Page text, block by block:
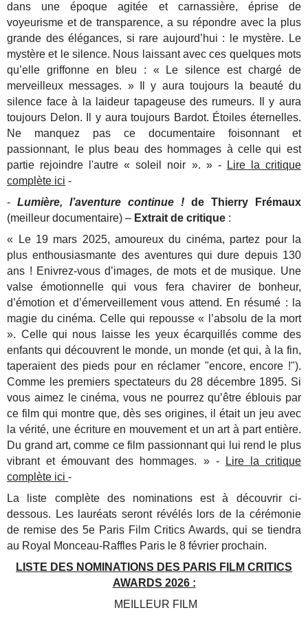
dans une époque agitée et carnassière, éprise de
voyeurisme et de transparence, a su répondre avec la plus
grande des élégances, si rare aujourd’hui : le mystère. Le
mystère et le silence. Nous laissant avec ces quelques mots
qu’elle griffonne en bleu : « Le silence est chargé de
merveilleux messages. » Il y aura toujours la beauté du
silence face à la laideur tapageuse des rumeurs. Il y aura
toujours Delon. Il y aura toujours Bardot. Étoiles éternelles.
Ne manquez pas ce documentaire foisonnant et
passionnant, le plus beau des hommages à celle qui est
partie rejoindre l'autre « soleil noir ». » -
Lire la critique
complète ici -
-Lumière, l’aventure continue ! de Thierry Frémaux
(meilleur documentaire) – Extrait de critique :
« Le 19 mars 2025, amoureux du cinéma, partez pour la
plus enthousiasmante des aventures qui dure depuis 130
ans ! Enivrez-vous d’images, de mots et de musique. Une
valse émotionnelle qui vous fera chavirer de bonheur,
d’émotion et d’émerveillement vous attend. En résumé : la
magie du cinéma. Celle qui repousse « l’absolu de la mort
». Celle qui nous laisse les yeux écarquillés comme des
enfants qui découvrent le monde, un monde (et qui, à la fin,
taperaient des pieds pour en réclamer "encore, encore !").
Comme les premiers spectateurs du 28 décembre 1895. Si
vous aimez le cinéma, vous ne pourrez qu’être éblouis par
ce film qui montre que, dès ses origines, il était un jeu avec
la vérité, une écriture en mouvement et un art à part entière.
Du grand art, comme ce film passionnant qui lui rend le plus
vibrant et émouvant des hommages. » -
Lire la critique
complète ici-
La liste complète des nominations est à découvrir ci-
dessous. Les lauréats seront révélés lors de la cérémonie
de remise des 5e Paris Film Critics Awards, qui se tiendra
au Royal Monceau-Raffles Paris le 8 février prochain.
LISTE DES NOMINATIONS DES PARIS FILM CRITICS
AWARDS 2026 :
MEILLEUR FILM